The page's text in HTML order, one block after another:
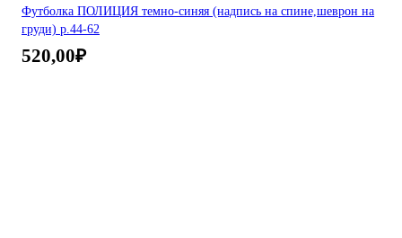
Футболка ПОЛИЦИЯ темно-синяя (надпись на спине,шеврон на
груди) р.44-62
520,00₽